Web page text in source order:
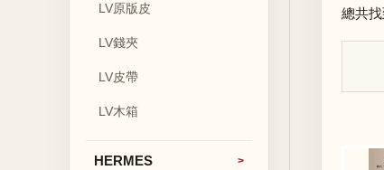
LV原版皮
LV錢夾
LV皮帶
LV木箱
HERMES
總共找